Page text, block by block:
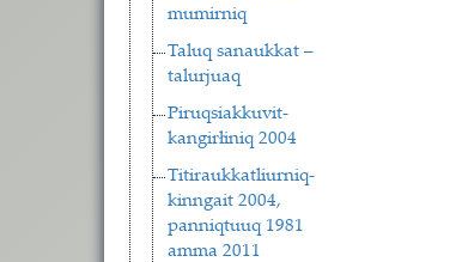
mumirniq
Taluq sanaukkat –
talurjuaq
Piruqsiakkuvit-
kangirłiniq 2004
Titiraukkatliurniq-
kinngait 2004,
panniqtuuq 1981
amma 2011